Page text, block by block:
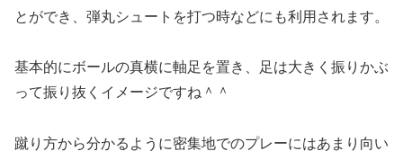
とができ、弾丸シュートを打つ時などにも利用されます。
基本的にボールの真横に軸足を置き、足は大きく振りかぶ
って振り抜くイメージですね＾＾
蹴り方から分かるように密集地でのプレーにはあまり向い